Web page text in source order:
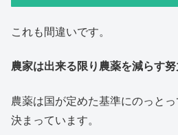
これも間違いです。
農家は出来る限り農薬を減らす
農薬は国が定めた基準にのっと
決まっています。